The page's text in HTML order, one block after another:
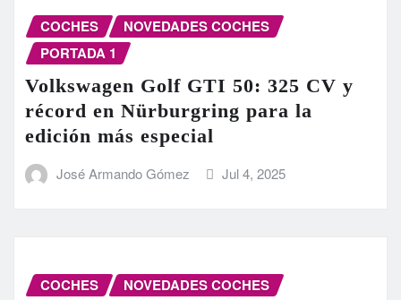
COCHES
NOVEDADES COCHES
PORTADA 1
Volkswagen Golf GTI 50: 325 CV y
récord en Nürburgring para la
edición más especial
José Armando Gómez Jul 4, 2025
COCHES
NOVEDADES COCHES